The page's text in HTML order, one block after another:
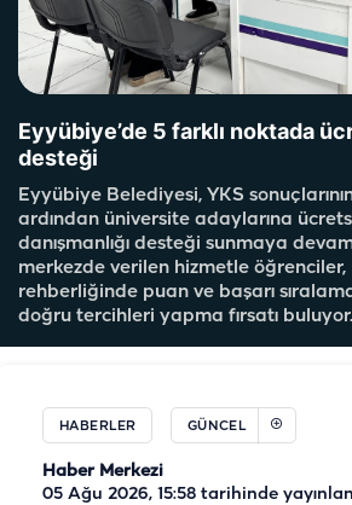
Eyyübiye’de 5 farklı noktada
desteği
Eyyübiye Belediyesi, YKS
ardından üniversite adaylarına
danışmanlığı desteği sunmaya
merkezde verilen hizmetle öğrenciler,
rehberliğinde puan ve başarı
doğru tercihleri yapma fırsatı buluyor.
HABERLER GÜNCEL
Haber Merkezi
05 Ağu 2026, 15:58 tarihinde